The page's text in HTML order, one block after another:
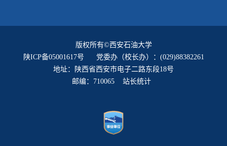
版权所有©西安石油大学
陕ICP备05001617号 党委办（校长办）：(029)88382261
地址：陕西省西安市电子二路东段18号
邮编：710065 站长统计